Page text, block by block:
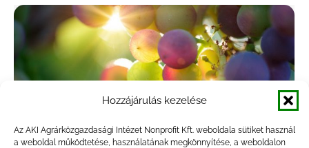
Hozzájárulás kezelése
Az AKI Agrárközgazdasági Intézet Nonprofit Kft. weboldala sütiket használ
a weboldal működtetése, használatának megkönnyítése, a weboldalon